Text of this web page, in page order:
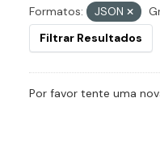
Formatos:
JSON
Filtrar Resultados
Por favor tente uma